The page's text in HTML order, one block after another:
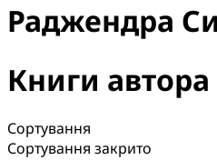
Раджендра
Книги автора
Сортування
Сортування закрито